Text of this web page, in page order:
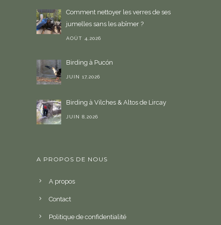
n
g
Comment nettoyer les verres de ses
jumelles sans les abîmer ?
AOÛT 4,2026
Birding à Pucón
JUIN 17,2026
Birding à Vilches & Altos de Lircay
JUIN 8,2026
A PROPOS DE NOUS
A propos
Contact
Politique de confidentialité